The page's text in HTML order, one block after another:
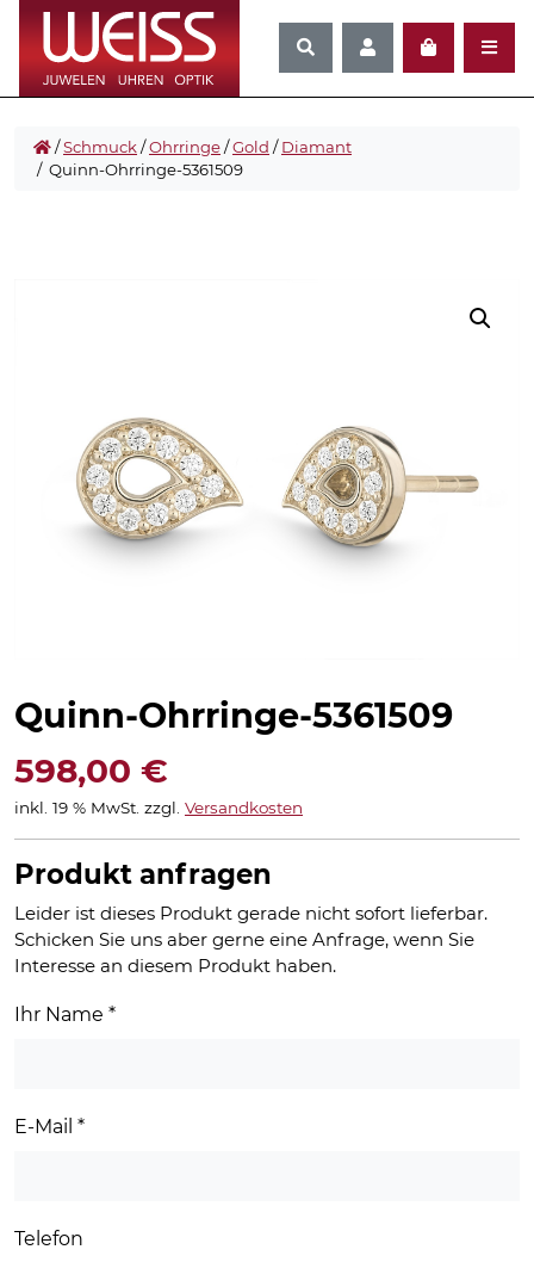
/Schmuck/Ohrringe/Gold /Diamant
/ Quinn-Ohrringe-5361509
Quinn-Ohrringe-5361509
598,00 €
inkl. 19 % MwSt. zzgl. Versandkosten
Produkt anfragen
Leider ist dieses Produkt gerade nicht sofort lieferbar.
Schicken Sie uns aber gerne eine Anfrage, wenn Sie
Interesse an diesem Produkt haben.
Ihr Name *
E-Mail *
Telefon